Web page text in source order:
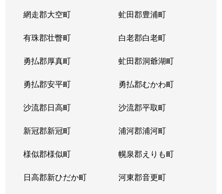
網走郡大空町 虻田郡豊浦町
有珠郡壮瞥町 白老郡白老町
勇払郡厚真町 虻田郡洞爺湖町
勇払郡安平町 勇払郡むかわ町
沙流郡日高町 沙流郡平取町
新冠郡新冠町 浦河郡浦河町
様似郡様似町 幌泉郡えりも町
日高郡新ひだか町 河東郡音更町